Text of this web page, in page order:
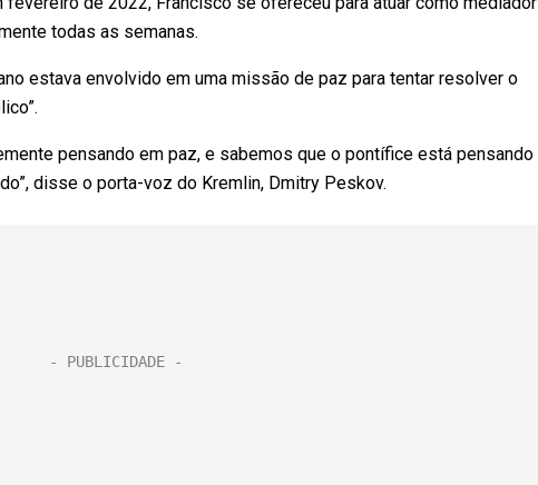
todas as semanas.
estava envolvido em uma missão de paz para tentar resolver o
pensando em paz, e sabemos que o pontífice está pensando
disse o porta-voz do Kremlin, Dmitry Peskov.